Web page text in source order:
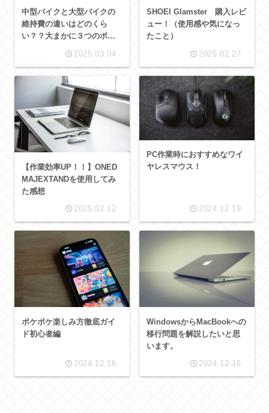
中型バイクと大型バイクの
維持費の違いはどのくら
い？？大まかに３つのポイ
2025.03.04
SHOEI Glamster 購入レビ
ュー！（使用感や気になっ
たこと）
2025.02.27
【作業効率UP！！】ONED
MAJEXTANDを使用してみ
た感想
2025.02.12
PC作業時におすすめなワイ
ヤレスマウス！
2024.12.19
ポケポケ楽しみ方徹底ガイ
ド初心者編
2024.12.16
WindowsからMacBookへの
移行問題を解説したいと思
います。
2024.12.16